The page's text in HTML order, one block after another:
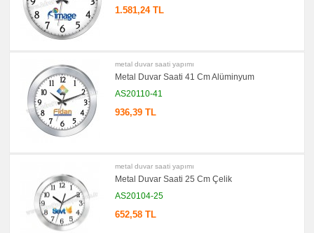
1.581,24 TL
metal duvar saati yapımı
Metal Duvar Saati 41 Cm Alüminyum
AS20110-41
936,39 TL
metal duvar saati yapımı
Metal Duvar Saati 25 Cm Çelik
AS20104-25
652,58 TL
promosyon
PowerBank
&
Şarj
promosyon
Flash
Bellek
promosyon
Kalem
promosyon
Kalem
promosyon
Kartvizitlik
promosyon
Radyo